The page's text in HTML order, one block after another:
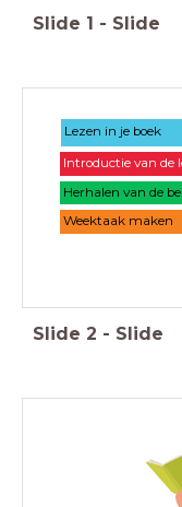
Slide 1 - Slide
Lezen in je boek
Introductie van de
Herhalen van de
Weektaak maken
Slide 2 - Slide